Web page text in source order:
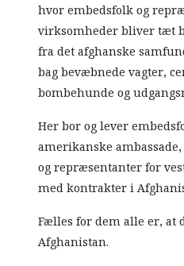
hvor embedsfolk og
virksomheder bliver tæt
fra det afghanske
bag bevæbnede vagter,
bombehunde og
Her bor og lever
amerikanske
og repræsentanter for
med kontrakter i
Fælles for dem alle er, at
Afghanistan.